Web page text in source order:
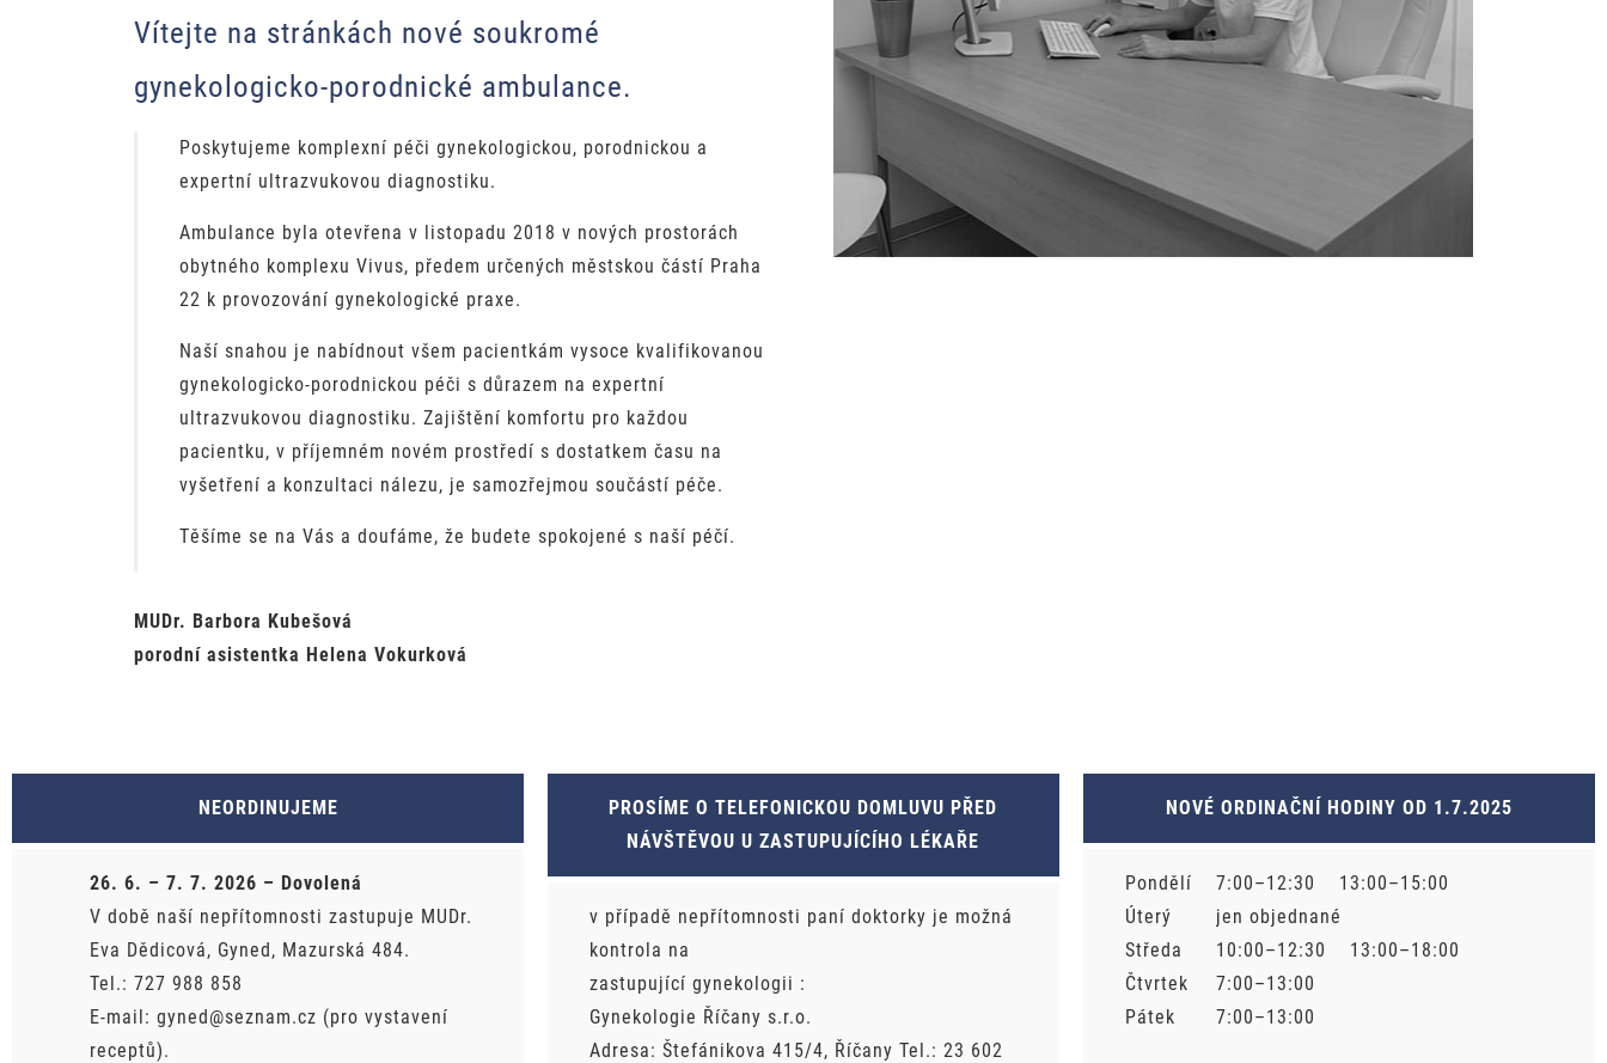
Vítejte na stránkách nové soukromé
gynekologicko-porodnické ambulance.
Poskytujeme komplexní péči gynekologickou, porodnickou a
expertní ultrazvukovou diagnostiku.
Ambulance byla otevřena v listopadu 2018 v nových prostorách
obytného komplexu Vivus, předem určených městskou částí Praha
22 k provozování gynekologické praxe.
Naší snahou je nabídnout všem pacientkám vysoce kvalifikovanou
gynekologicko-porodnickou péči s důrazem na expertní
ultrazvukovou diagnostiku. Zajištění komfortu pro každou
pacientku, v příjemném novém prostředí s dostatkem času na
vyšetření a konzultaci nálezu, je samozřejmou součástí péče.
Těšíme se na Vás a doufáme, že budete spokojené s naší péčí.
MUDr. Barbora Kubešová
porodní asistentka Helena Vokurková
NEORDINUJEME
26. 6. – 7. 7. 2026 – Dovolená
V době naší nepřítomnosti zastupuje MUDr.
Eva Dědicová, Gyned, Mazurská 484.
Tel.: 727 988 858
E-mail: gyned@seznam.cz (pro vystavení
receptů).
PROSÍME O TELEFONICKOU DOMLUVU PŘED
NÁVŠTĚVOU U ZASTUPUJÍCÍHO LÉKAŘE
v případě nepřítomnosti paní doktorky je možná
kontrola na
zastupující gynekologii :
Gynekologie Říčany s.r.o.
Adresa: Štefánikova 415/4, Říčany Tel.: 23 602
NOVÉ ORDINAČNÍ HODINY OD 1.7.2025
Pondělí
7:00–12:30 13:00–15:00
Úterý
jen objednané
Středa
10:00–12:30 13:00–18:00
Čtvrtek
7:00–13:00
Pátek
7:00–13:00